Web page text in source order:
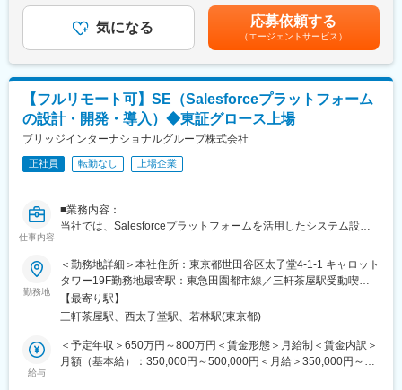
言語：Python（FastAPI, Flask, Streamlitなど）、
TypeScript（Next.js）
クラウド：Microsoft Azure（App Service, Blob Storage,
Functions, Azure OpenAI, Cognitive Services）
データベース：Azure Cosmos DB / PostgreSQL
インフラ構成管理：Terraform, Azure CLI
開発ツール：GitHub, Notion, Figma, Cursor, VSCode
変更の範囲：会社の定める業務
録、不具合情報、過去案件のナレッジなどをAIが構造的に理解
し、設計判断・ナレッジ検索・技術検討・FMEAなどの業務を支
援するプロダクトです。
定義、開発ロードマップ策定
◇顧客の設計開発業務、技術文書、ナレッジ活用課題を踏まえた
機能設計
たプロダクト開発の推進
◇プロンプト設計、RAG、文書構造化、根拠提示、回答精度向上
◇エンジニア、AI技術者、製造業コンサルタント、外部パートナ
ーとの開発マネジメント
ドバック
◇セキュリティ、権限管理、監査ログ、データ分離など、法人向
けAIプロダクトに求められる品質・信頼性の向上
◇将来的なプロダクト組織・開発体制の構築、メンバー育成、開
■当社について：
当社の基準により決定しますが、待遇については応相談となりま
す。■人事評価に基づき年1回の報酬見直し（4月）■業績により年
2回賞与支給 （2025年実績、2.0ヶ月支給）※別途決算賞与あり
（過去5年実績、1.25ヶ月支給）賃金はあくまでも目安の金額であ
り、選考を通じて上下する可能性があります。月給(月額)は固定手
当を含めた表記です。
気になる 応募依頼する
（エージェントサービス）
【フルリモート可】SE（Salesforceプラットフォーム
の設計・開発・導入）◆東証グロース上場
ブリッジインターナショナルグループ株式会社
正社員 転勤なし 上場企業
仕事内容
■業務内容：
当社では、Salesforceプラットフォームを活用したシステム設
す。
このポジションでは、Salesforceを中心としたクラウドソリュー
ションの構築や最適化を通じて、ビジネスプロセスの効率化と顧
客体験の向上に貢献していただきます。
■具体的には：
・Salesforceプラットフォームの設計、開発、および導入
・Salesforceと外部システムとの統合（API、ミドルウェア使用）
勤務地
＜勤務地詳細＞本社住所：東京都世田谷区太子堂4-1-1 キャロット
タワー19F勤務地最寄駅：東急田園都市線／三軒茶屋駅受動喫煙
対策：屋内全面禁煙
【最寄り駅】
三軒茶屋駅、西太子堂駅、若林駅(東京都)
給与
＜予定年収＞650万円～800万円＜賃金形態＞月給制＜賃金内訳＞
月額（基本給）：350,000円～500,000円＜月給＞350,000円～